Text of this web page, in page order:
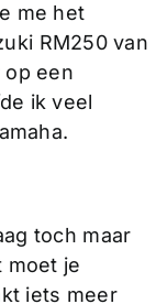
me het
RM250 van
op een
ik veel
toch maar
moet je
iets meer